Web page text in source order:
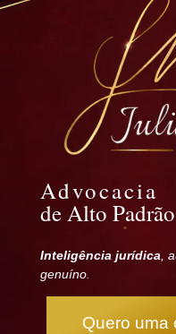
Advocacia
de Alto Padrão
Inteligência jurídica ,
genuíno.
Quero uma